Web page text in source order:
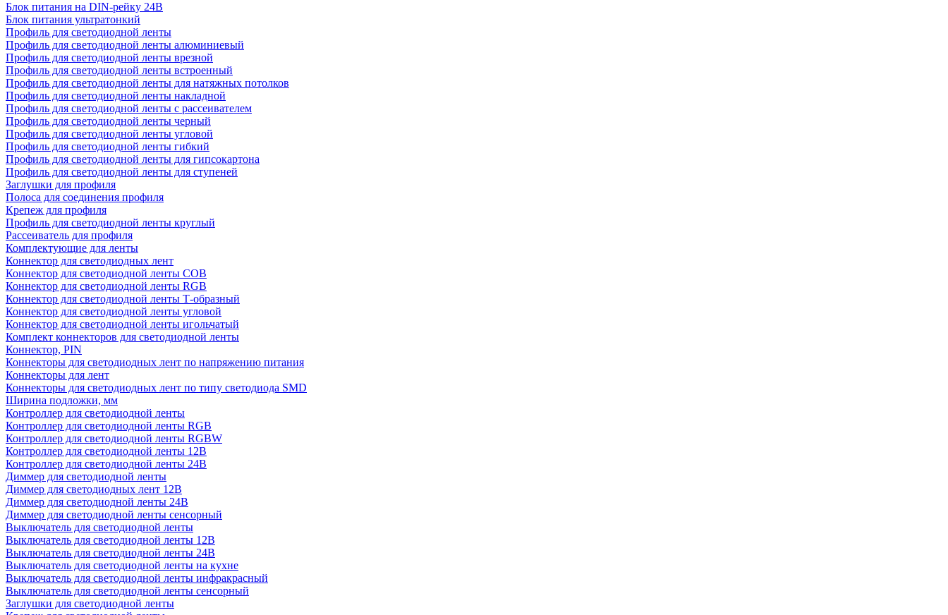
Блок питания на DIN-рейку 24В
Блок питания ультратонкий
Профиль для светодиодной ленты
Профиль для светодиодной ленты алюминиевый
Профиль для светодиодной ленты врезной
Профиль для светодиодной ленты встроенный
Профиль для светодиодной ленты для натяжных потолков
Профиль для светодиодной ленты накладной
Профиль для светодиодной ленты с рассеивателем
Профиль для светодиодной ленты черный
Профиль для светодиодной ленты угловой
Профиль для светодиодной ленты гибкий
Профиль для светодиодной ленты для гипсокартона
Профиль для светодиодной ленты для ступеней
Заглушки для профиля
Полоса для соединения профиля
Крепеж для профиля
Профиль для светодиодной ленты круглый
Рассеиватель для профиля
Комплектующие для ленты
Коннектор для светодиодных лент
Коннектор для светодиодной ленты COB
Коннектор для светодиодной ленты RGB
Коннектор для светодиодной ленты Т-образный
Коннектор для светодиодной ленты угловой
Коннектор для светодиодной ленты игольчатый
Комплект коннекторов для светодиодной ленты
Коннектор, PIN
Коннекторы для светодиодных лент по напряжению питания
Коннекторы для лент
Коннекторы для светодиодных лент по типу светодиода SMD
Ширина подложки, мм
Контроллер для светодиодной ленты
Контроллер для светодиодной ленты RGB
Контроллер для светодиодной ленты RGBW
Контроллер для светодиодной ленты 12В
Контроллер для светодиодной ленты 24В
Диммер для светодиодной ленты
Диммер для светодиодных лент 12В
Диммер для светодиодной ленты 24В
Диммер для светодиодной ленты сенсорный
Выключатель для светодиодной ленты
Выключатель для светодиодной ленты 12В
Выключатель для светодиодной ленты 24В
Выключатель для светодиодной ленты на кухне
Выключатель для светодиодной ленты инфракрасный
Выключатель для светодиодной ленты сенсорный
Заглушки для светодиодной ленты